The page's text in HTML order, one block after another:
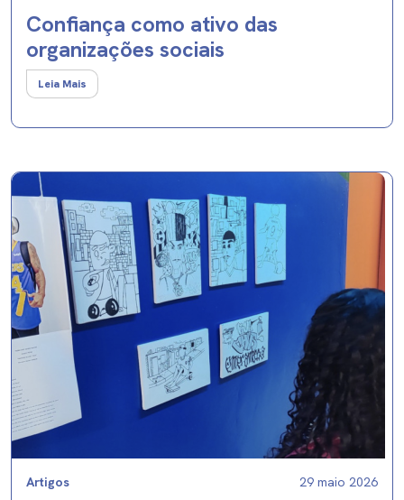
Confiança como ativo das
organizações sociais
Leia Mais
Artigos 29 maio 2026